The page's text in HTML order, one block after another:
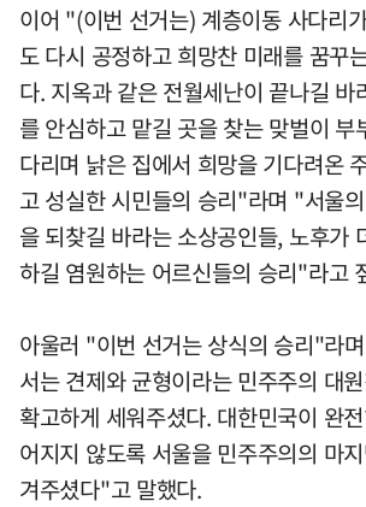
이어 "(이번 선거는) 계층이동 사다리
도 다시 공정하고 희망찬 미래를 꿈꾸
다. 지옥과 같은 전월세난이 끝나길 바
를 안심하고 맡길 곳을 찾는 맞벌이 부
다리며 낡은 집에서 희망을 기다려온
고 성실한 시민들의 승리"라며 "서울
을 되찾길 바라는 소상공인들, 노후가
하길 염원하는 어르신들의 승리"라고
아울러 "이번 선거는 상식의 승리"라
서는 견제와 균형이라는 민주주의 대
확고하게 세워주셨다. 대한민국이 완
어지지 않도록 서울을 민주주의의 마
겨주셨다"고 말했다.